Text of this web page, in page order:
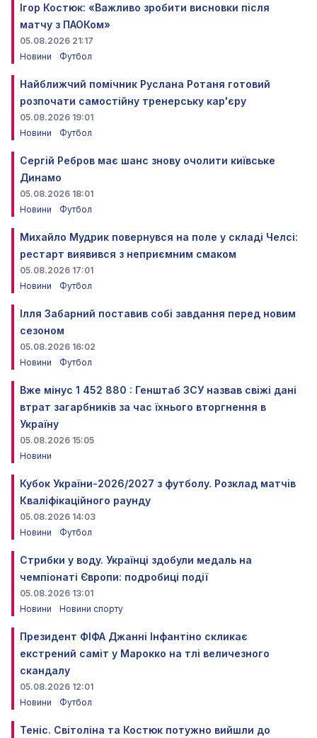
Ігор Костюк: «Важливо зробити висновки після
матчу з ПАОКом»
05.08.2026 21:17
Новини
Футбол
Найближчий помічник Руслана Ротаня готовий
розпочати самостійну тренерську кар'єру
05.08.2026 19:01
Новини
Футбол
Сергій Ребров має шанс знову очолити київське
Динамо
05.08.2026 18:01
Новини
Футбол
Михайло Мудрик повернувся на поле у складі Челсі:
рестарт виявився з неприємним смаком
05.08.2026 17:01
Новини
Футбол
Ілля Забарний поставив собі завдання перед новим
сезоном
05.08.2026 16:02
Новини
Футбол
Вже мінус 1 452 880 : Генштаб ЗСУ назвав свіжі дані
втрат загарбників за час їхнього вторгнення в
Україну
05.08.2026 15:05
Новини
Кубок України-2026/2027 з футболу. Розклад матчів
Кваліфікаційного раунду
05.08.2026 14:03
Новини
Футбол
Стрибки у воду. Українці здобули медаль на
чемпіонаті Європи: подробиці події
05.08.2026 13:01
Новини
Новини спорту
Президент ФІФА Джанні Інфантіно скликає
екстрений саміт у Марокко на тлі величезного
скандалу
05.08.2026 12:01
Новини
Футбол
Теніс. Світоліна та Костюк потужно вийшли до